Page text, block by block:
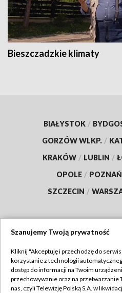
Bieszczadzkie klimaty
BIAŁYSTOK /
GORZÓW WLKP. /
KRAKÓW / LUBLIN /
OPOLE / POZNAŃ
SZCZECIN /
Abonament TVP
Szanujemy Twoją prywatność
Kliknij "Akceptuję i przechodzę do
korzystanie z technologii
dostęp do informacji na Twoim
przechowywanie oraz na przetwarzanie
nas, czyli Telewizję Polską S.A. w